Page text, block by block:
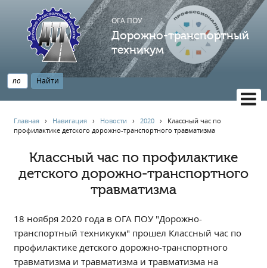
ОГА ПОУ
Дорожно-транспортный
техникум
НАВИГАЦИЯ
Главная
Профессионалитет
Новости
Наблюдательный совет
Информация
Главная › Навигация › Новости ›2020 › Классный час по
профилактике детского дорожно-транспортного травматизма
Классный час по профилактике
детского дорожно-транспортного
травматизма
18 ноября 2020 года в ОГА ПОУ "Дорожно-
транспортный техникукм" прошел Классный час по
профилактике детского дорожно-транспортного
травматизма и травматизма и травматизма на